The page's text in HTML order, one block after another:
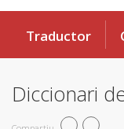
Traductor
Diccionari